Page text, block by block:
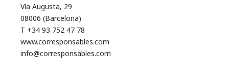
Vía Augusta, 29
08006 (Barcelona)
T +34 93 752 47 78
www.corresponsables.com
info@corresponsables.com